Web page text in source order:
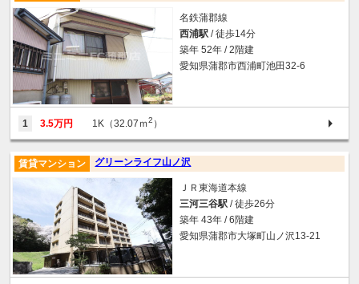
名鉄蒲郡線
西浦駅 / 徒歩14分
築年 52年 / 2階建
愛知県蒲郡市西浦町池田32-6
1 3.5万円 1K（32.07ｍ2 ）
グリーンライフ山ノ沢
賃貸マンション
ＪＲ東海道本線
三河三谷駅 / 徒歩26分
築年 43年 / 6階建
愛知県蒲郡市大塚町山ノ沢13-21